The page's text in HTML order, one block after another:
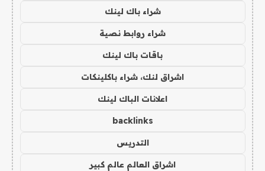
شراء باك لينك
شراء روابط نصية
باقات باك لينك
اشراق لنك، شراء باكلينكات
اعلانات الباك لينك
backlinks
التدريس
اشراق العالم عالم كبير